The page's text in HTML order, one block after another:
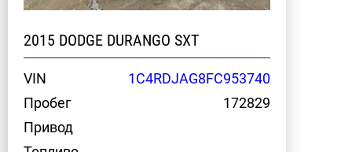
2015 DODGE DURANGO SXT
VIN
1C4RDJAG8FC953740
Пробег
172829
Привод